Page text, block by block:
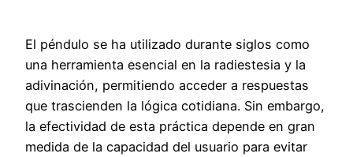
El péndulo se ha utilizado durante siglos como
una herramienta esencial en la radiestesia y la
adivinación, permitiendo acceder a respuestas
que trascienden la lógica cotidiana. Sin embargo,
la efectividad de esta práctica depende en gran
medida de la capacidad del usuario para evitar